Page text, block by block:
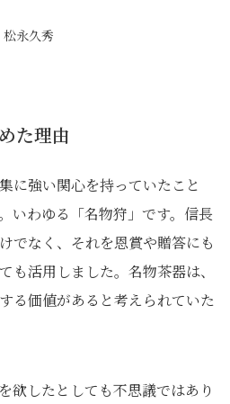
松永久秀
た理由
に強い関心を持っていたこと
いわゆる「名物狩」です。信長
でなく、それを恩賞や贈答にも
も活用しました。名物茶器は、
る価値があると考えられていた
欲したとしても不思議ではあり